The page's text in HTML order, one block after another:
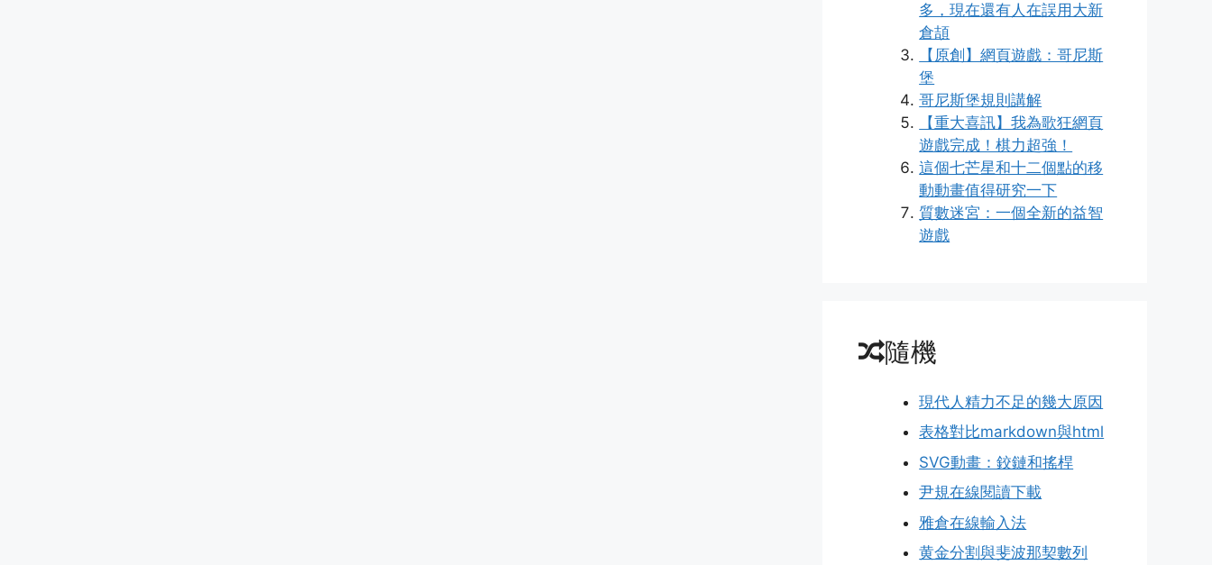
多，現在還有人在誤用大新
倉頡
【原創】網頁遊戲：哥尼斯
堡
哥尼斯堡規則講解
【重大喜訊】我為歌狂網頁
遊戲完成！棋力超強！
這個七芒星和十二個點的移
動動畫值得研究一下
質數迷宮：一個全新的益智
遊戲
隨機
現代人精力不足的幾大原因
表格對比markdown與html
SVG動畫：鉸鏈和搖桿
尹規在線閱讀下載
雅倉在線輸入法
黄金分割與斐波那契數列